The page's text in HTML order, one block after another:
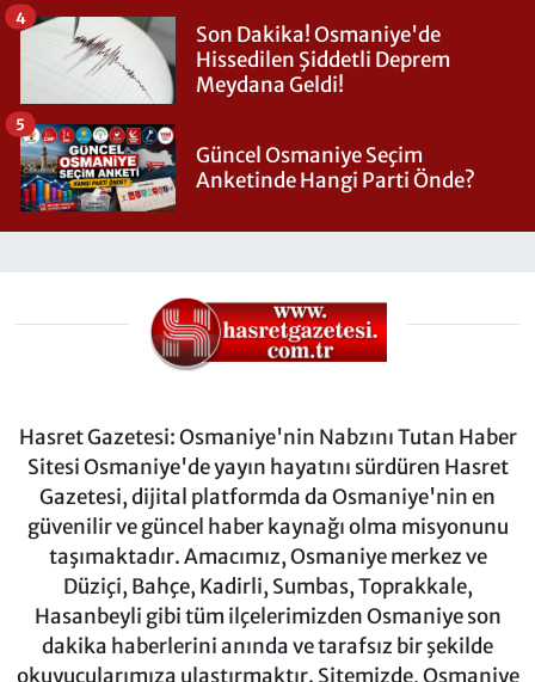
Son Dakika! Osmaniye'de
Hissedilen Şiddetli Deprem
Meydana Geldi!
4
Güncel Osmaniye Seçim
Anketinde Hangi Parti Önde?
5
Hasret Gazetesi: Osmaniye'nin Nabzını Tutan Haber
Sitesi Osmaniye'de yayın hayatını sürdüren Hasret
Gazetesi, dijital platformda da Osmaniye'nin en
güvenilir ve güncel haber kaynağı olma misyonunu
taşımaktadır. Amacımız, Osmaniye merkez ve
Düziçi, Bahçe, Kadirli, Sumbas, Toprakkale,
Hasanbeyli gibi tüm ilçelerimizden Osmaniye son
dakika haberlerini anında ve tarafsız bir şekilde
okuyucularımıza ulaştırmaktır. Sitemizde, Osmaniye